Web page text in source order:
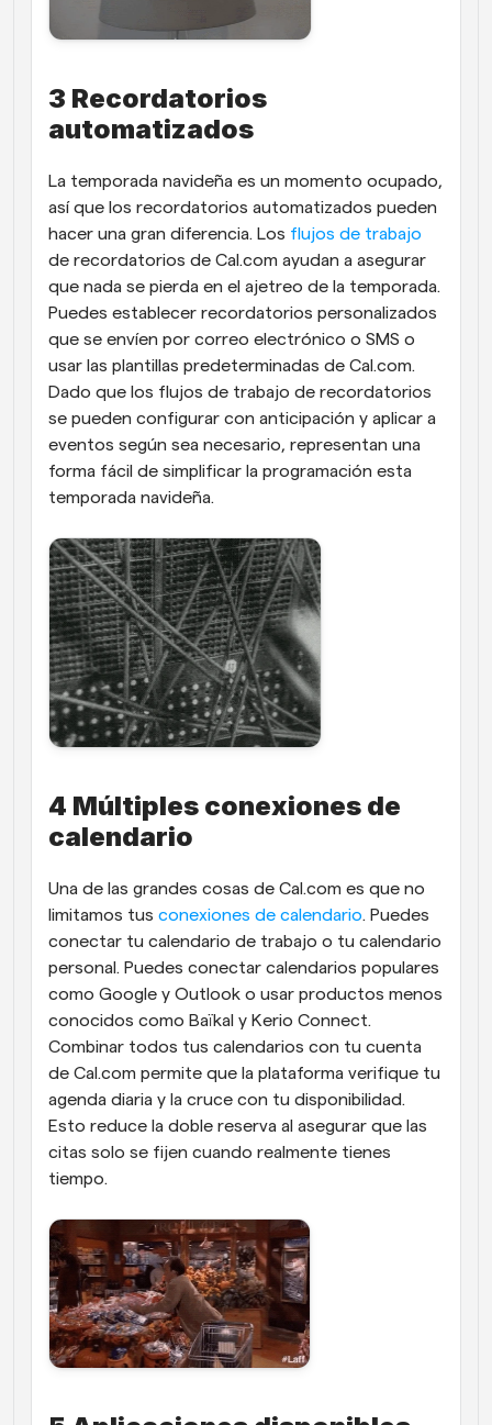
3 Recordatorios
automatizados
La temporada navideña es un momento ocupado,
así que los recordatorios automatizados pueden
hacer una gran diferencia. Los flujos de trabajo
de recordatorios de Cal.com ayudan a asegurar
que nada se pierda en el ajetreo de la temporada.
Puedes establecer recordatorios personalizados
que se envíen por correo electrónico o SMS o
usar las plantillas predeterminadas de Cal.com.
Dado que los flujos de trabajo de recordatorios
se pueden configurar con anticipación y aplicar a
eventos según sea necesario, representan una
forma fácil de simplificar la programación esta
temporada navideña.
4 Múltiples conexiones de
calendario
Una de las grandes cosas de Cal.com es que no
limitamos tus conexiones de calendario. Puedes
conectar tu calendario de trabajo o tu calendario
personal. Puedes conectar calendarios populares
como Google y Outlook o usar productos menos
conocidos como Baïkal y Kerio Connect.
Combinar todos tus calendarios con tu cuenta
de Cal.com permite que la plataforma verifique tu
agenda diaria y la cruce con tu disponibilidad.
Esto reduce la doble reserva al asegurar que las
citas solo se fijen cuando realmente tienes
tiempo.